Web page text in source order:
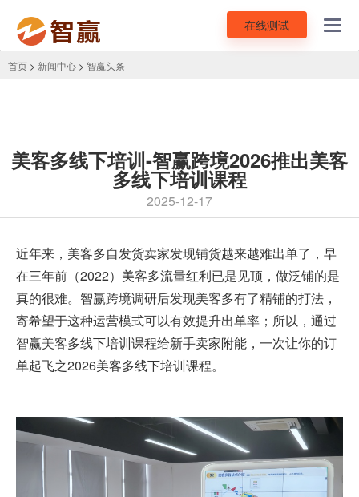
在线测试
首页 > 新闻中心 > 智赢头条
美客多线下培训-智赢跨境2026推出美客
多线下培训课程
2025-12-17
近年来，美客多自发货卖家发现铺货越来越难出单了，早
在三年前（2022）美客多流量红利已是见顶，做泛铺的是
真的很难。智赢跨境调研后发现美客多有了精铺的打法，
寄希望于这种运营模式可以有效提升出单率；所以，通过
智赢美客多线下培训课程给新手卖家附能，一次让你的订
单起飞之2026美客多线下培训课程。